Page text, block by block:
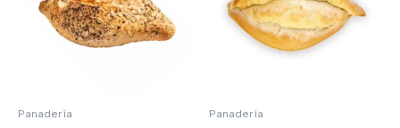
Panadería Panadería